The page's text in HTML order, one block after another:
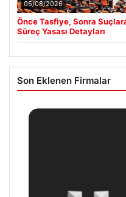
05/08/2026
Önce Tasfiye, Sonra
Süreç Yasası Detayları
Son Eklenen Firmalar